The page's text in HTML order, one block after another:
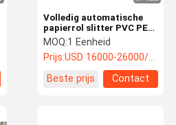
Volledig automatische
papierrol slitter PVC PET
PE composietfilm
papierrol slit machine
MOQ:1 Eenheid
Prijs:USD 16000-26000/unit
Beste prijs
Contact